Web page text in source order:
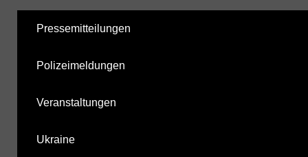
Pressemitteilungen
Polizeimeldungen
Veranstaltungen
Ukraine